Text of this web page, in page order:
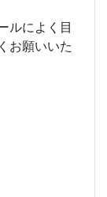
ルによく目
お願いいた